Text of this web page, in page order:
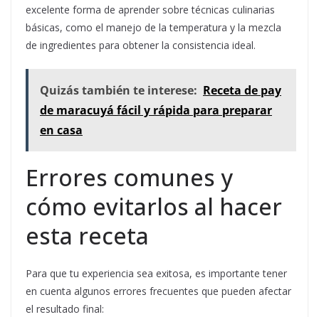
excelente forma de aprender sobre técnicas culinarias
básicas, como el manejo de la temperatura y la mezcla
de ingredientes para obtener la consistencia ideal.
Quizás también te interese: Receta de pay
de maracuyá fácil y rápida para preparar
en casa
Errores comunes y
cómo evitarlos al hacer
esta receta
Para que tu experiencia sea exitosa, es importante tener
en cuenta algunos errores frecuentes que pueden afectar
el resultado final: